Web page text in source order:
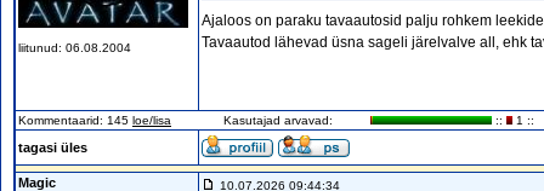
liitunud: 06.08.2004
Ajaloos on paraku tavaautosid palju rohkem
Tavaautod lähevad üsna sageli järelvalve all, ehk
Kommentaarid: 145 loe/lisa Kasutajad arvavad: :: 1 ::
tagasi üles
Magic 10.07.2026 09:44:34